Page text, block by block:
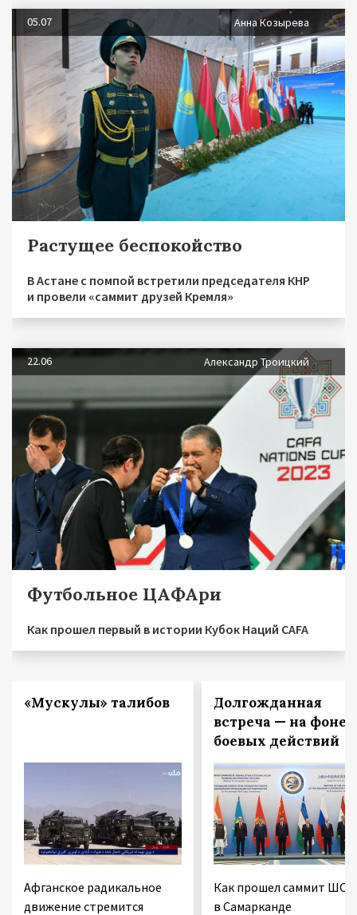
05.07 Анна Козырева
Растущее беспокойство
В Астане с помпой встретили председателя КНР
и провели «саммит друзей Кремля»
22.06 Александр Троицкий
Футбольное ЦАФАри
Как прошел первый в истории Кубок Наций CAFA
«Мускулы» талибов
Афганское радикальное
движение стремится
Долгожданная
встреча — на фоне
боевых действий
Как прошел саммит ШОС
в Самарканде